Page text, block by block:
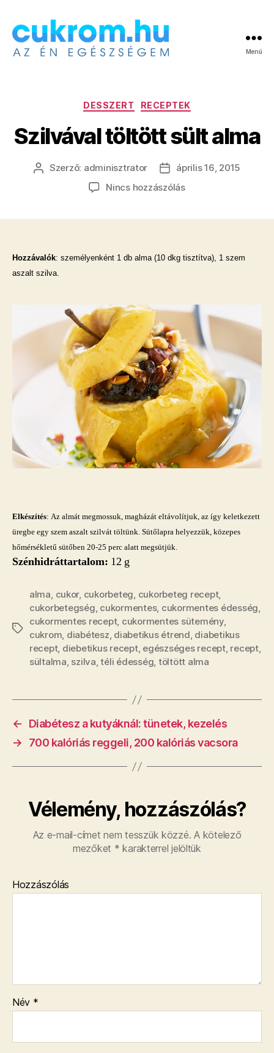
Menü
Kategóriák
DESSZERT RECEPTEK
Szilvával töltött sült alma
Bejegyzés
Szerző: adminisztrator
Bejegyzés
dátuma
április 16, 2015
Nincs hozzászólása(z)
bejegyzéshez
Hozzávalók: személyenként 1 db alma (10 dkg tisztítva), 1 szem
aszalt szilva.
Elkészítés: Az almát megmossuk, magházát eltávolítjuk, az így keletkezett
üregbe egy szem aszalt szilvát töltünk. Sütőlapra helyezzük, közepes
hőmérsékletű sütőben 20-25 perc alatt megsütjük.
Szénhidráttartalom: 12 g
Címkék
alma, cukor, cukorbeteg, cukorbeteg recept,
cukorbetegség, cukormentes, cukormentes édesség,
cukormentes recept, cukormentes sütemény,
cukrom, diabétesz, diabetikus étrend, diabetikus
recept, diebetikus recept, egészséges recept, recept,
sültalma, szilva,téli édesség, töltött alma
←
Diabétesz a kutyáknál: tünetek, kezelés
→
700 kalóriás reggeli, 200 kalóriás vacsora
Vélemény, hozzászólás?
Az e-mail-címet nem tesszük közzé. A kötelező
mezőket * karakterrel jelöltük
Hozzászólás
Név *